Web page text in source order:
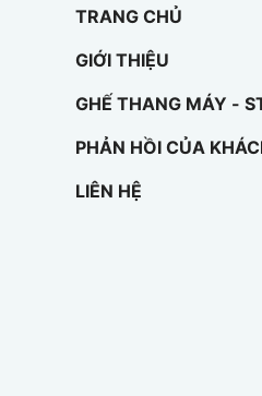
TRANG CHỦ
GIỚI THIỆU
GHẾ THANG MÁY -
PHẢN HỒI CỦA
LIÊN HỆ